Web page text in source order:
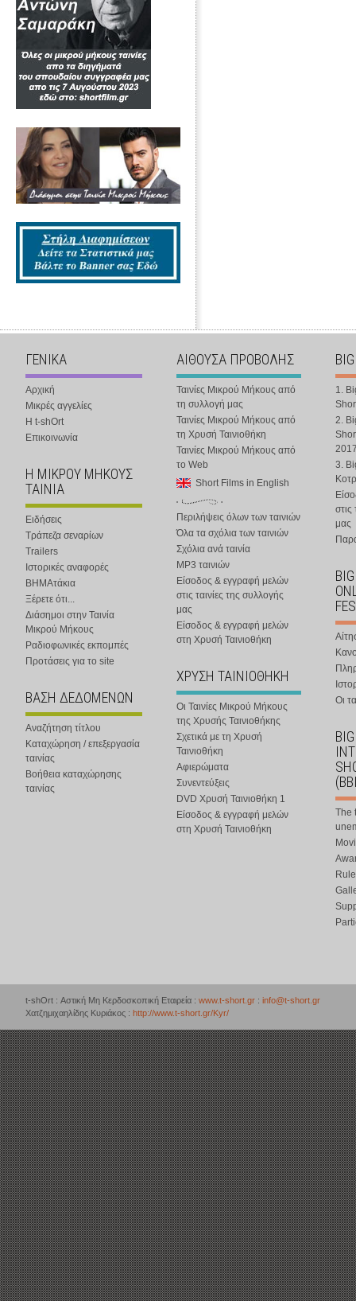
ΓΕΝΙΚΑ
Αρχική
Μικρές αγγελίες
Η t-shOrt
Επικοινωνία
Η ΜΙΚΡΟΥ ΜΗΚΟΥΣ
ΤΑΙΝΙΑ
Ειδήσεις
Τράπεζα σεναρίων
Trailers
Ιστορικές αναφορές
ΒΗΜΑτάκια
Ξέρετε ότι...
Διάσημοι στην Ταινία
Μικρού Μήκους
Ραδιοφωνικές εκπομπές
Προτάσεις για το site
ΒΑΣΗ ΔΕΔΟΜΕΝΩΝ
Αναζήτηση τίτλου
Καταχώρηση / επεξεργασία
ταινίας
Βοήθεια καταχώρησης
ταινίας
ΑΙΘΟΥΣΑ ΠΡΟΒΟΛΗΣ
Ταινίες Μικρού Μήκους από
τη συλλογή μας
Ταινίες Μικρού Μήκους από
τη Χρυσή Ταινιοθήκη
Ταινίες Μικρού Μήκους από
το Web
Short Films in English
Περιλήψεις όλων των ταινιών
Όλα τα σχόλια των ταινιών
Σχόλια ανά ταινία
MP3 ταινιών
Είσοδος & εγγραφή μελών
στις ταινίες της συλλογής
μας
Είσοδος & εγγραφή μελών
στη Χρυσή Ταινιοθήκη
ΧΡΥΣΗ ΤΑΙΝΙΟΘΗΚΗ
Οι Ταινίες Μικρού Μήκους
της Χρυσής Ταινιοθήκης
Σχετικά με τη Χρυσή
Ταινιοθήκη
Αφιερώματα
Συνεντεύξεις
DVD Χρυσή Ταινιοθήκη 1
Είσοδος & εγγραφή μελών
στη Χρυσή Ταινιοθήκη
1.
2.
3.
στις
μας
Οι
The
t-shOrt : Αστική Μη Κερδοσκοπική Εταιρεία : www.t-short.gr : info@t-short.gr
Χατζημιχαηλίδης Κυριάκος : http://www.t-short.gr/Kyr/